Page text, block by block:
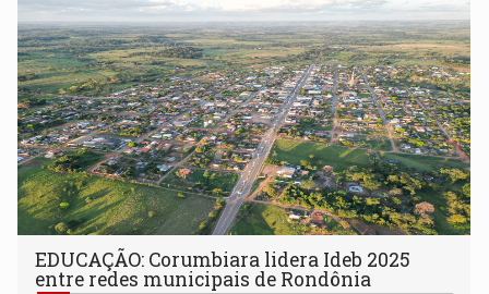
EDUCAÇÃO: Corumbiara lidera Ideb 2025
entre redes municipais de Rondônia